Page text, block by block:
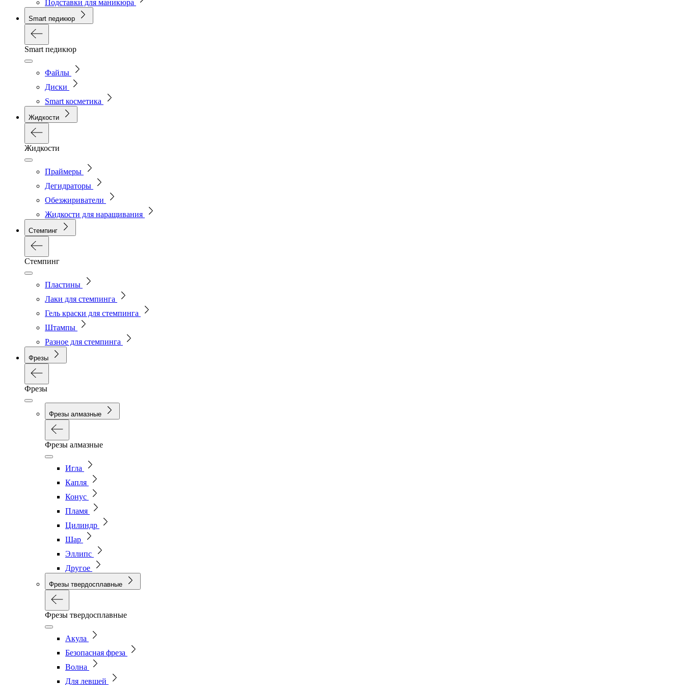
Подставки для маникюра
Smart педикюр
Smart педикюр
Файлы
Диски
Smart косметика
Жидкости
Жидкости
Праймеры
Дегидраторы
Обезжириватели
Жидкости для наращивания
Стемпинг
Стемпинг
Пластины
Лаки для стемпинга
Гель краски для стемпинга
Штампы
Разное для стемпинга
Фрезы
Фрезы
Фрезы алмазные
Фрезы алмазные
Игла
Капля
Конус
Пламя
Цилиндр
Шар
Эллипс
Другое
Фрезы твердосплавные
Фрезы твердосплавные
Акула
Безопасная фреза
Волна
Для левшей